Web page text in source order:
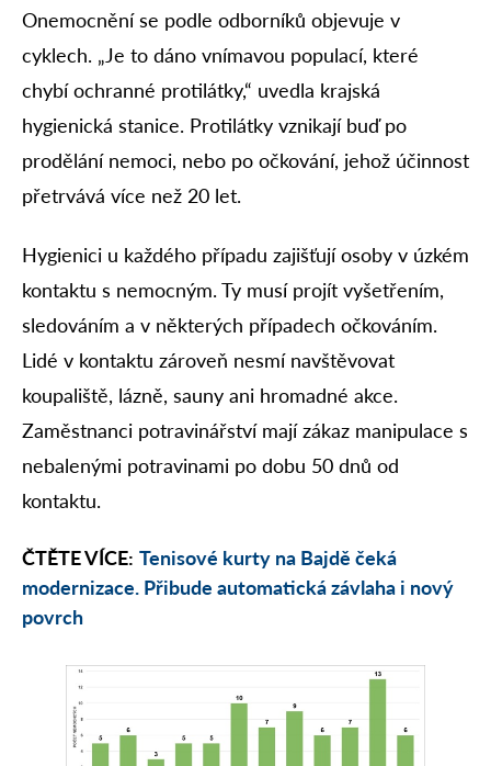
Onemocnění se podle odborníků objevuje v
cyklech. „Je to dáno vnímavou populací, které
chybí ochranné protilátky,“ uvedla krajská
hygienická stanice. Protilátky vznikají buď po
prodělání nemoci, nebo po očkování, jehož účinnost
přetrvává více než 20 let.
Hygienici u každého případu zajišťují osoby v úzkém
kontaktu s nemocným. Ty musí projít vyšetřením,
sledováním a v některých případech očkováním.
Lidé v kontaktu zároveň nesmí navštěvovat
koupaliště, lázně, sauny ani hromadné akce.
Zaměstnanci potravinářství mají zákaz manipulace s
nebalenými potravinami po dobu 50 dnů od
kontaktu.
ČTĚTE VÍCE: Tenisové kurty na Bajdě čeká
modernizace. Přibude automatická závlaha i nový
povrch